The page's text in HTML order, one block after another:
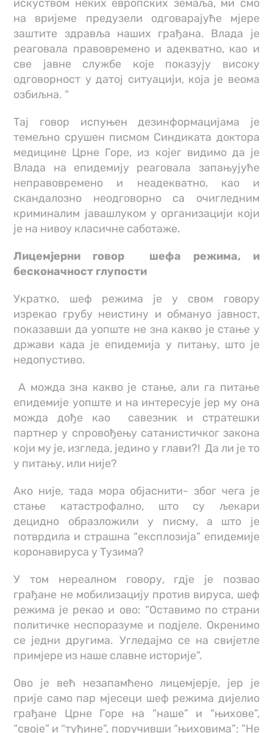
искуством неких европских земаља, ми смо
на вријеме предузели одговарајуће мјере
заштите здравља наших грађана. Влада је
реаговала правовремено и адекватно, као и
све јавне службе које показују високу
одговорност у датој ситуацији, која је веома
озбиљна. “
Тај говор испуњен дезинформацијама је
темељно срушен писмом Синдиката доктора
медицине Црне Горе, из којег видимо да је
Влада на епидемију реаговала запањујуће
неправовремено и неадекватно, као и
скандалозно неодговорно са очигледним
криминалим јавашлуком у организацији који
је на нивоу класичне саботаже.
Лицемјерни говор шефа режима, и
бесконачност глупости
Укратко, шеф режима је у свом говору
изрекао грубу неистину и обмануо јавност,
показавши да уопште не зна какво је стање у
држави када је епидемија у питању, што је
недопустиво.
А можда зна какво је стање, али га питање
епидемије уопште и на интересује јер му она
можда дође као савезник и стратешки
партнер у спровођењу сатанистичког закона
који му је, изгледа, једино у глави?! Да ли је то
у питању, или није?
Ако није, тада мора објаснити- због чега је
стање катастрофално, што су љекари
децидно образложили у писму, а што је
потврдила и страшна “експлозија” епидемије
коронавируса у Тузима?
У том нереалном говору, гдје је позвао
грађане не мобилизацију против вируса, шеф
режима је рекао и ово: “Оставимо по страни
политичке неспоразуме и подјеле. Окренимо
се једни другима. Угледајмо се на свијетле
примјере из наше славне историје”.
Ово је већ незапамћено лицемјерје, јер је
прије само пар мјесеци шеф режима дијелио
грађане Црне Горе на “наше” и “њихове”,
“своје” и “туђине”, поручивши “њиховима”: ”Не